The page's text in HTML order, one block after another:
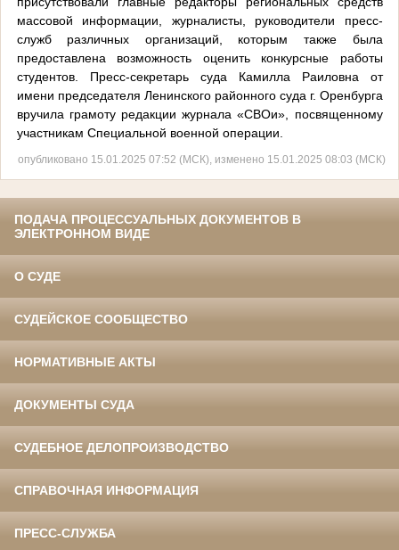
массовой информации, журналисты, руководители пресс-
служб различных организаций, которым также была
предоставлена возможность оценить конкурсные работы
студентов. Пресс-секретарь суда Камилла Раиловна от
имени председателя Ленинского районного суда г. Оренбурга
вручила грамоту редакции журнала «СВОи», посвященному
участникам Специальной военной операции.
опубликовано 15.01.2025 07:52 (МСК), изменено 15.01.2025 08:03 (МСК)
ПОДАЧА ПРОЦЕССУАЛЬНЫХ ДОКУМЕНТОВ В
ЭЛЕКТРОННОМ ВИДЕ
О СУДЕ
СУДЕЙСКОЕ СООБЩЕСТВО
НОРМАТИВНЫЕ АКТЫ
ДОКУМЕНТЫ СУДА
СУДЕБНОЕ ДЕЛОПРОИЗВОДСТВО
СПРАВОЧНАЯ ИНФОРМАЦИЯ
ПРЕСС-СЛУЖБА